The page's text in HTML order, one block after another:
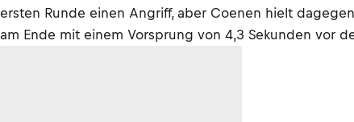
ersten Runde einen Angriff, aber Coenen hielt
am Ende mit einem Vorsprung von 4,3 Sekunden vor